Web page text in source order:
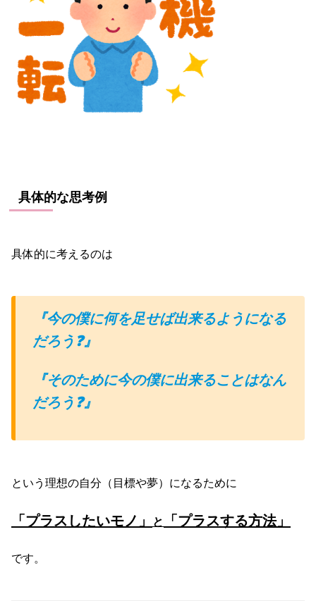
具体的な思考例
具体的に考えるのは
『今の僕に何を足せば出来るようになる
だろう❓』
『そのために今の僕に出来ることはなん
だろう❓』
という理想の自分（目標や夢）になるために
「プラスしたいモノ」 と 「プラスする方法」
です。